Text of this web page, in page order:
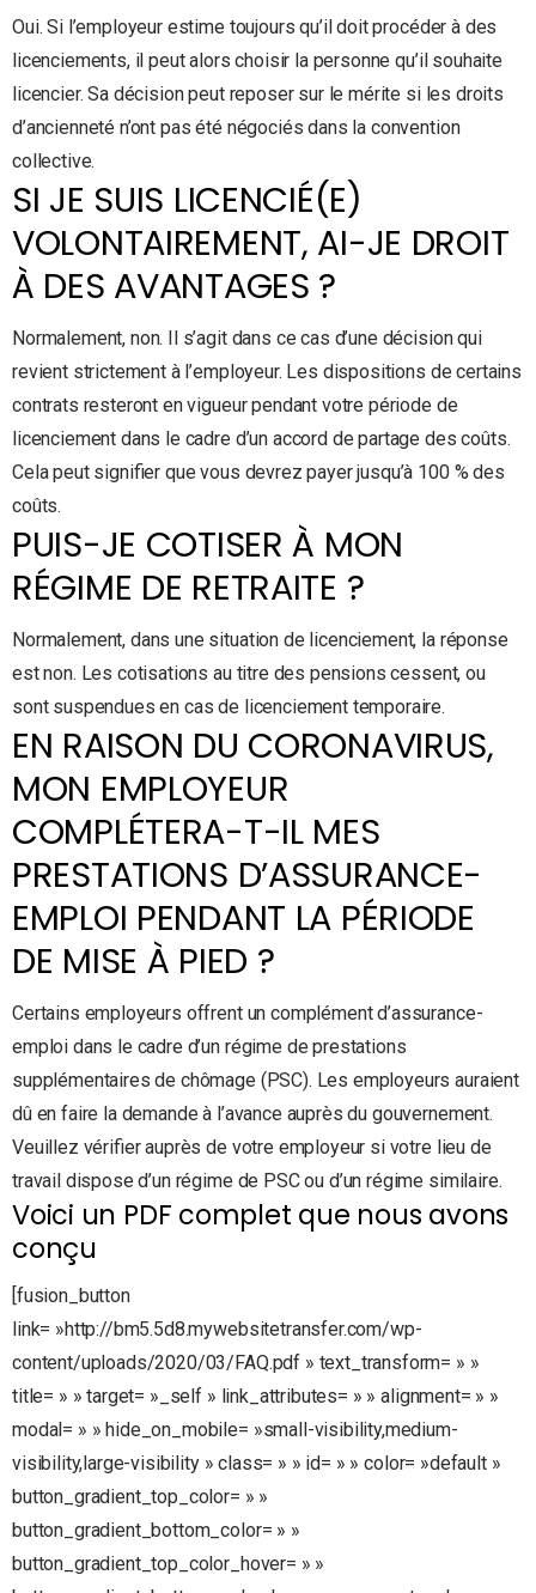
Oui. Si l’employeur estime toujours qu’il doit procéder à des
licenciements, il peut alors choisir la personne qu’il souhaite
licencier. Sa décision peut reposer sur le mérite si les droits
d’ancienneté n’ont pas été négociés dans la convention
collective.
SI JE SUIS LICENCIÉ(E)
VOLONTAIREMENT, AI-JE DROIT
À DES AVANTAGES ?
Normalement, non. Il s’agit dans ce cas d’une décision qui
revient strictement à l’employeur. Les dispositions de certains
contrats resteront en vigueur pendant votre période de
licenciement dans le cadre d’un accord de partage des coûts.
Cela peut signifier que vous devrez payer jusqu’à 100 % des
coûts.
PUIS-JE COTISER À MON
RÉGIME DE RETRAITE ?
Normalement, dans une situation de licenciement, la réponse
est non. Les cotisations au titre des pensions cessent, ou
sont suspendues en cas de licenciement temporaire.
EN RAISON DU CORONAVIRUS,
MON EMPLOYEUR
COMPLÉTERA-T-IL MES
PRESTATIONS D’ASSURANCE-
EMPLOI PENDANT LA PÉRIODE
DE MISE À PIED ?
Certains employeurs offrent un complément d’assurance-
emploi dans le cadre d’un régime de prestations
supplémentaires de chômage (PSC). Les employeurs auraient
dû en faire la demande à l’avance auprès du gouvernement.
Veuillez vérifier auprès de votre employeur si votre lieu de
travail dispose d’un régime de PSC ou d’un régime similaire.
Voici un PDF complet que nous avons
conçu
[fusion_button
link= »http://bm5.5d8.mywebsitetransfer.com/wp-
content/uploads/2020/03/FAQ.pdf » text_transform= » »
title= » » target= »_self » link_attributes= » » alignment= » »
modal= » » hide_on_mobile= »small-visibility,medium-
visibility,large-visibility » class= » » id= » » color= »default »
button_gradient_top_color= » »
button_gradient_bottom_color= » »
button_gradient_top_color_hover= » »